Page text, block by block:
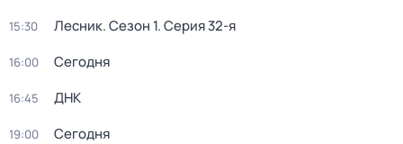
15:30 Лесник. Сезон 1. Серия 32-я
16:00 Сегодня
16:45 ДНК
19:00 Сегодня